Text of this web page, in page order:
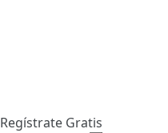
Regístrate Gratis